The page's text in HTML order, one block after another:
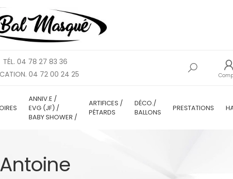
TÉL. 04 78 27 83 36
04 72 00 24 25
ANNIV.E /
EVG (JF) /
BABY SHOWER /
ARTIFICES /
PÉTARDS
DÉCO./
BALLONS
PRESTATIONS
Antoine